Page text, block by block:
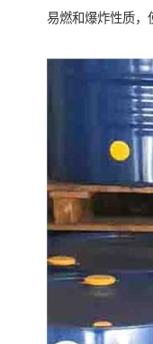
易燃和爆炸性质，